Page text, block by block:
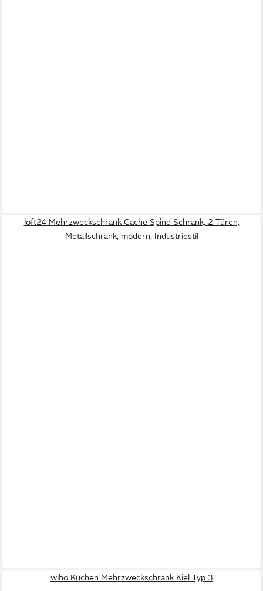
loft24 Mehrzweckschrank Cache Spind Schrank, 2 Türen,
Metallschrank, modern, Industriestil
wiho Küchen Mehrzweckschrank Kiel Typ 3